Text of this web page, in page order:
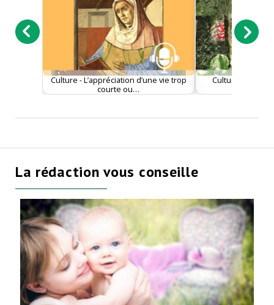
Culture - L’appréciation d’une vie trop
courte ou…
Culture - Chiang
La rédaction vous conseille